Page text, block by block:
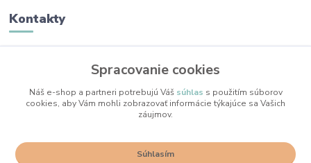
Kontakty
+421 950 436 258
(Po-Pia, 9-17 hod.)
Spracovanie cookies
Náš e-shop a partneri potrebujú Váš súhlas s použitím súborov
cookies, aby Vám mohli zobrazovať informácie týkajúce sa Vašich
záujmov.
Súhlasím